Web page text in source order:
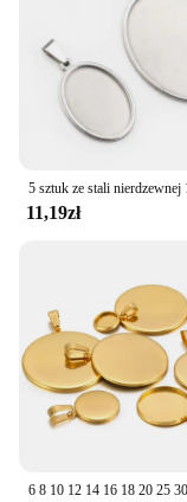
11,19zł